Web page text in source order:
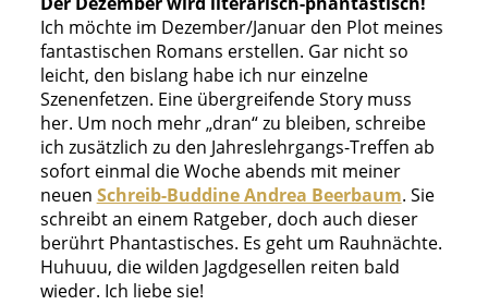
Ich möchte im Dezember/Januar den Plot meines
fantastischen Romans erstellen. Gar nicht so
leicht, den bislang habe ich nur einzelne
Szenenfetzen. Eine übergreifende Story muss
her. Um noch mehr „dran“ zu bleiben, schreibe
ich zusätzlich zu den Jahreslehrgangs-Treffen ab
sofort einmal die Woche abends mit meiner
neuen Schreib-Buddine Andrea Beerbaum. Sie
schreibt an einem Ratgeber, doch auch dieser
berührt Phantastisches. Es geht um Rauhnächte.
Huhuuu, die wilden Jagdgesellen reiten bald
wieder. Ich liebe sie!